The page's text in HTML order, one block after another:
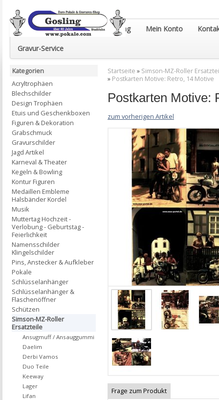
Euro-Pokale & Gravur-Shop Gosling Mein Konto
Gravur-Service
Startseite » Simson-MZ-Roller
» Postkarten Motive: Retro, 14 Motive
Postkarten Motive:
zum vorherigen Artikel
Frage zum Produkt
Kategorien
Acryltrophäen
Blechschilder
Design Trophäen
Etuis und Geschenkboxen
Figuren & Dekoration
Grabschmuck
Gravurschilder
Jagd Artikel
Karneval & Theater
Kegeln & Bowling
Kontur Figuren
Medaillen Embleme
Halsbänder Kordel
Musik
Muttertag Hochzeit -
Verlobung - Geburtstag -
Feierlichkeit
Namensschilder
Klingelschilder
Pins, Anstecker & Aufkleber
Pokale
Schlüsselanhänger
Schlüsselanhänger &
Flaschenöffner
Schützen
Simson-MZ-Roller
Ersatzteile
Ansugmuff / Ansauggummi
Daelim
Derbi Vamos
Duo Teile
Keeway
Lager
Lifan